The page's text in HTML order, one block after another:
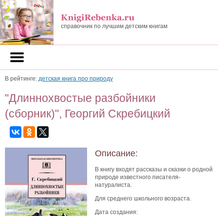
справочник по лучшим детским книгам
В рейтинге: детская книга про природу
"Длиннохвостые разбойники
(сборник)", Георгий Скребицкий
Описание:
В книгу входят рассказы и сказки о родной
природе известного писателя-
натуралиста.
Для среднего школьного возраста.
Дата создания: